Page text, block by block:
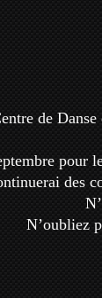
de
pour
des
N’oubliez